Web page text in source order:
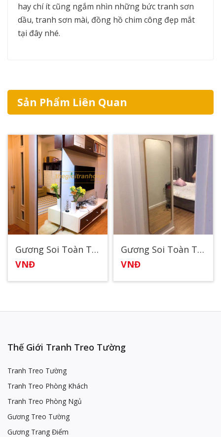
hay chí ít cũng ngắm nhìn những bức tranh sơn
dầu, tranh sơn mài, đồng hồ chim công đẹp mắt
tại đây nhé.
Sản Phẩm Liên Quan
Gương Soi Toàn Thân Viền Sắt
VNĐ
Gương Soi Toàn Thân Viền Thép 2
VNĐ
Thế Giới Tranh Treo Tường
Tranh Treo Tường
Tranh Treo Phòng Khách
Tranh Treo Phòng Ngủ
Gương Treo Tường
Gương Trang Điểm